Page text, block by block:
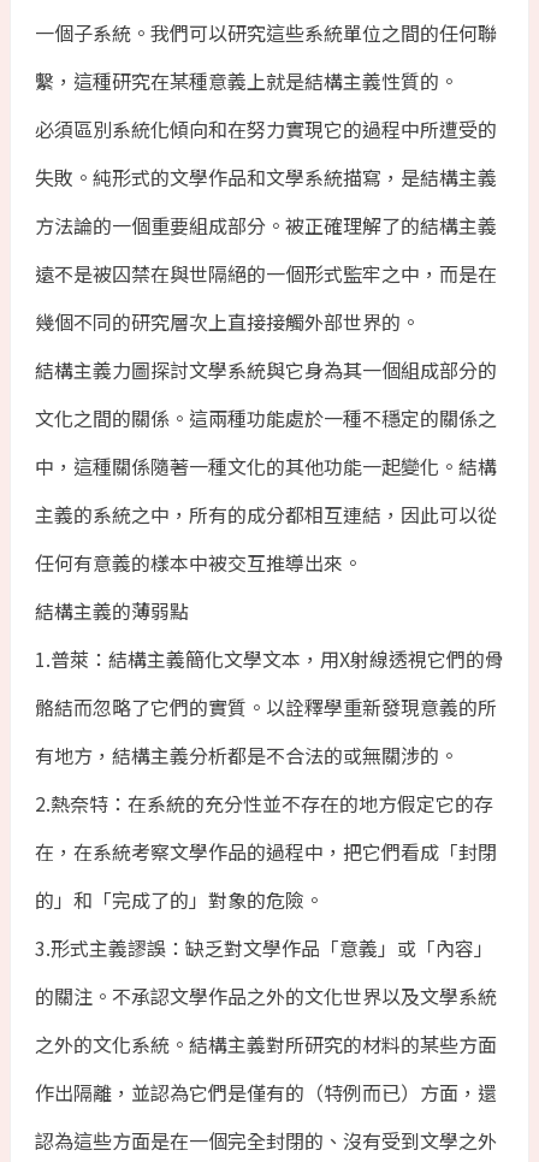
一個子系統。我們可以研究這些系統單位之間的任何聯
繫，這種研究在某種意義上就是結構主義性質的。
必須區別系統化傾向和在努力實現它的過程中所遭受的
失敗。純形式的文學作品和文學系統描寫，是結構主義
方法論的一個重要組成部分。被正確理解了的結構主義
遠不是被囚禁在與世隔絕的一個形式監牢之中，而是在
幾個不同的研究層次上直接接觸外部世界的。
結構主義力圖探討文學系統與它身為其一個組成部分的
文化之間的關係。這兩種功能處於一種不穩定的關係之
中，這種關係隨著一種文化的其他功能一起變化。結構
主義的系統之中，所有的成分都相互連結，因此可以從
任何有意義的樣本中被交互推導出來。
結構主義的薄弱點
1.普萊：結構主義簡化文學文本，用X射線透視它們的骨
骼結而忽略了它們的實質。以詮釋學重新發現意義的所
有地方，結構主義分析都是不合法的或無關涉的。
2.熱奈特：在系統的充分性並不存在的地方假定它的存
在，在系統考察文學作品的過程中，把它們看成「封閉
的」和「完成了的」對象的危險。
3.形式主義謬誤：缺乏對文學作品「意義」或「內容」
的關注。不承認文學作品之外的文化世界以及文學系統
之外的文化系統。結構主義對所研究的材料的某些方面
作出隔離，並認為它們是僅有的（特例而已）方面，還
認為這些方面是在一個完全封閉的、沒有受到文學之外